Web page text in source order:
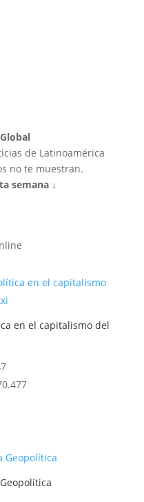
de Latinoamérica
no te muestran.
semana ↓
en el capitalismo del